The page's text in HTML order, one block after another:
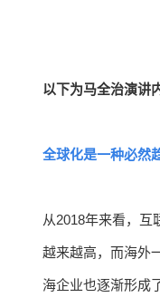
以下为马全治演讲
全球化是一种必然
从2018年来看，
越来越高，而海外
海企业也逐渐形成